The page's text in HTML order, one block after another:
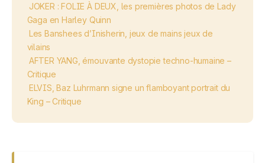
JOKER : FOLIE À DEUX, les premières photos de Lady
Gaga en Harley Quinn
Les Banshees d’Inisherin, jeux de mains jeux de
vilains
AFTER YANG, émouvante dystopie techno-humaine –
Critique
ELVIS, Baz Luhrmann signe un flamboyant portrait du
King – Critique